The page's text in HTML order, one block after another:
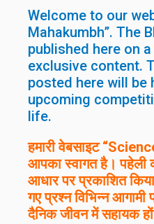
Welcome to our
Mahakumbh”. The
published here on
exclusive content.
posted here will be
upcoming
life.
हमारी वेबसाइट
आपका स्वागत है। पहेली
आधार पर प्रकाशित
गए प्रश्न विभिन्न आगामी
दैनिक जीवन में सहायक